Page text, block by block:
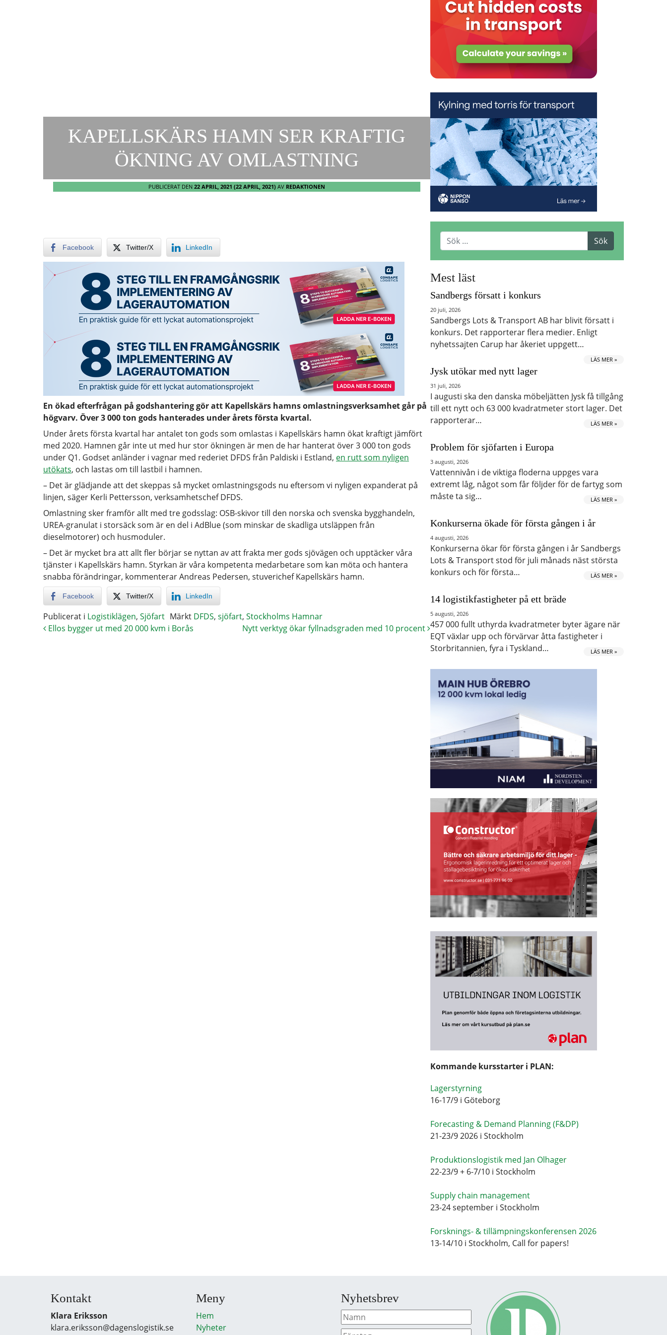
KAPELLSKÄRS HAMN SER KRAFTIG
ÖKNING AV OMLASTNING
PUBLICERAT DEN 22 APRIL, 2021 (22 APRIL, 2021) AV REDAKTIONEN
Facebook Twitter/X LinkedIn
En ökad efterfrågan på godshantering gör att Kapellskärs hamns omlastningsverksamhet går på
högvarv. Över 3 000 ton gods hanterades under årets första kvartal.
Under årets första kvartal har antalet ton gods som omlastas i Kapellskärs hamn ökat kraftigt jämfört
med 2020. Hamnen går inte ut med hur stor ökningen är men de har hanterat över 3 000 ton gods
under Q1. Godset anländer i vagnar med rederiet DFDS från Paldiski i Estland, en rutt som nyligen
utökats, och lastas om till lastbil i hamnen.
– Det är glädjande att det skeppas så mycket omlastningsgods nu eftersom vi nyligen expanderat på
linjen, säger Kerli Pettersson, verksamhetschef DFDS.
Omlastning sker framför allt med tre godsslag: OSB-skivor till den norska och svenska bygghandeln,
UREA-granulat i storsäck som är en del i AdBlue (som minskar de skadliga utsläppen från
dieselmotorer) och husmoduler.
– Det är mycket bra att allt fler börjar se nyttan av att frakta mer gods sjövägen och upptäcker våra
tjänster i Kapellskärs hamn. Styrkan är våra kompetenta medarbetare som kan möta och hantera
snabba förändringar, kommenterar Andreas Pedersen, stuverichef Kapellskärs hamn.
Facebook Twitter/X LinkedIn
Publicerat i Logistiklägen, Sjöfart Märkt DFDS, sjöfart, Stockholms Hamnar
Ellos bygger ut med 20 000 kvm i Borås
Nytt verktyg ökar fyllnadsgraden med 10 procent
Mest läst
Sandbergs försatt i konkurs
20 juli, 2026
Sandbergs Lots & Transport AB har blivit försatt i
konkurs. Det rapporterar flera medier. Enligt
nyhetssajten Carup har åkeriet uppgett…
LÄS MER »
Jysk utökar med nytt lager
31 juli, 2026
I augusti ska den danska möbeljätten Jysk få tillgång
till ett nytt och 63 000 kvadratmeter stort lager. Det
rapporterar…
LÄS MER »
Problem för sjöfarten i Europa
3 augusti, 2026
Vattennivån i de viktiga floderna uppges vara
extremt låg, något som får följder för de fartyg som
måste ta sig…
LÄS MER »
Konkurserna ökade för första gången i år
4 augusti, 2026
Konkurserna ökar för första gången i år Sandbergs
Lots & Transport stod för juli månads näst största
konkurs och för första…
LÄS MER »
14 logistikfastigheter på ett bräde
5 augusti, 2026
457 000 fullt uthyrda kvadratmeter byter ägare när
EQT växlar upp och förvärvar åtta fastigheter i
Storbritannien, fyra i Tyskland…
LÄS MER »
Kommande kursstarter i PLAN:
Lagerstyrning
16-17/9 i Göteborg
Forecasting & Demand Planning (F&DP)
21-23/9 2026 i Stockholm
Produktionslogistik med Jan Olhager
22-23/9 + 6-7/10 i Stockholm
Supply chain management
23-24 september i Stockholm
Forsknings- & tillämpningskonferensen 2026
13-14/10 i Stockholm, Call for papers!
Kontakt
Klara Eriksson
klara.eriksson@dagenslogistik.se
Meny
Hem
Nyheter
Nyhetsbrev